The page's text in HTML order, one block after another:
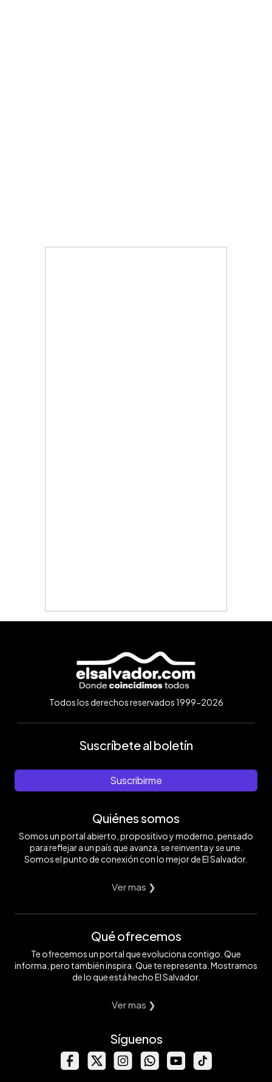
Todos los derechos reservados 1999-2026
Suscríbete al boletín
Suscribirme
Quiénes somos
Somos un portal abierto, propositivo y moderno, pensado
para reflejar a un país que avanza, se reinventa y se une.
Somos el punto de conexión con lo mejor de El Salvador.
Ver mas ❯
Qué ofrecemos
Te ofrecemos un portal que evoluciona contigo. Que
informa, pero también inspira. Que te representa. Mostramos
de lo que está hecho El Salvador.
Ver mas ❯
Síguenos